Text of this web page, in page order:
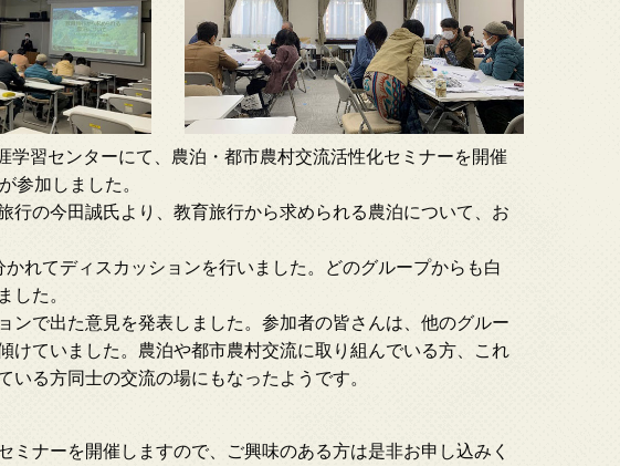
学習センターにて、農泊・都市農村交流活性化セミナーを開催
参加しました。
行の今田誠氏より、教育旅行から求められる農泊について、お
れてディスカッションを行いました。どのグループからも白
した。
ンで出た意見を発表しました。参加者の皆さんは、他のグルー
けていました。農泊や都市農村交流に取り組んでいる方、これ
いる方同士の交流の場にもなったようです。
ミナーを開催しますので、ご興味のある方は是非お申し込みく